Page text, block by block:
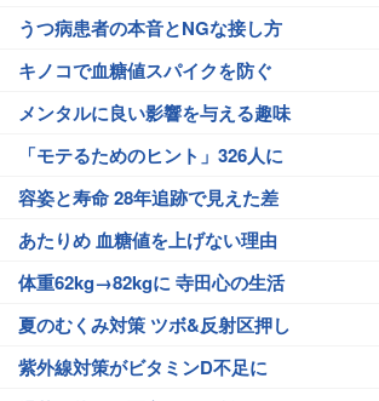
うつ病患者の本音とNGな接し方
キノコで血糖値スパイクを防ぐ
メンタルに良い影響を与える趣味
「モテるためのヒント」326人に
容姿と寿命 28年追跡で見えた差
あたりめ 血糖値を上げない理由
体重62kg→82kgに 寺田心の生活
夏のむくみ対策 ツボ&反射区押し
紫外線対策がビタミンD不足に